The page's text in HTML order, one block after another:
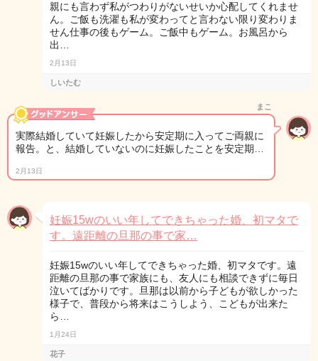
親にも言わず私がつわりがないせいか心配してくれませ
ん。ご飯も洗濯も私が変わってと言わない限り変わりま
せん仕事の後もゲーム。ご飯中もゲーム。お風呂から
出…
2月13日
しいたむ
まこ
実際結婚していて妊娠したから安定期に入ってご両親に
報告。と、結婚していないのに妊娠したことを安定期…
2月13日
妊娠15wのいい年してできちゃった婚、初マタで
す。遠距離の旦那の事で家…
妊娠15wのいい年してできちゃった婚、初マタです。遠
距離の旦那の事で家族にも、友人にも相談できずに毎日
泣いてばかりです。旦那は以前から子どもが欲しかった
様子で、普段から将来はこうしよう、こどもが出来た
ら…
1月24日
花子